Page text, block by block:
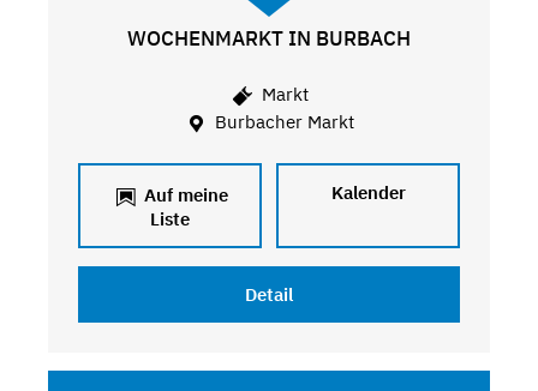
WOCHENMARKT IN BURBACH
Markt
Burbacher Markt
Auf meine
Liste
Kalender
Detail